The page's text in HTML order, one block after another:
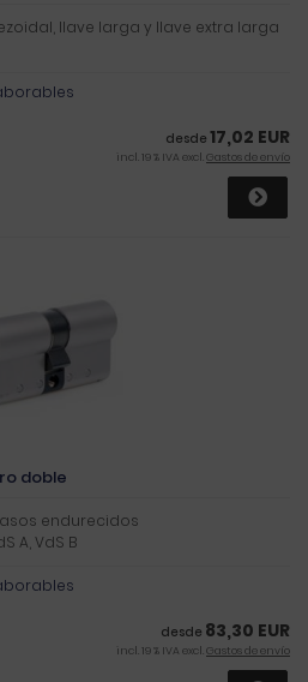
llave larga y llave extra larga
desde 17,02 EUR
incl. 19 % IVA excl.Gastos de envío
doble
endurecidos
A, VdS B
desde 83,30 EUR
incl. 19 % IVA excl.Gastos de envío